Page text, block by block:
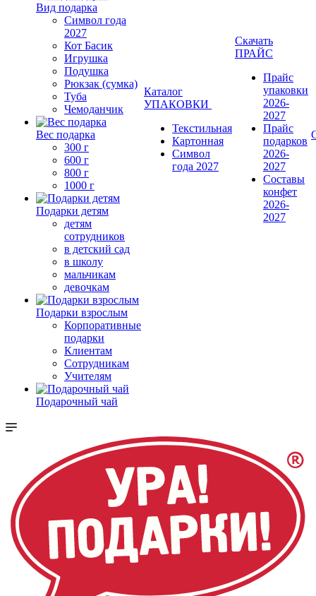
Вид подарка
Символ года
2027
Кот Басик
Игрушка
Подушка
Рюкзак (сумка)
Туба
Чемоданчик
Вес подарка
300 г
600 г
800 г
1000 г
Подарки детям
детям
сотрудников
в детский сад
в школу
мальчикам
девочкам
Подарки взрослым
Корпоративные
подарки
Клиентам
Сотрудникам
Учителям
Подарочный чай
Каталог
УПАКОВКИ
Текстильная
Картонная
Символ
года 2027
Скачать
ПРАЙС
Прайс
упаковки
2026-
2027
Прайс
подарков
2026-
2027
Составы
конфет
2026-
2027